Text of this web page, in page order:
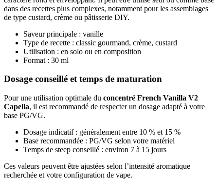
dans des recettes plus complexes, notamment pour les assemblages
de type custard, crème ou pâtisserie DIY.
Saveur principale : vanille
Type de recette : classic gourmand, crème, custard
Utilisation : en solo ou en composition
Format : 30 ml
Dosage conseillé et temps de maturation
Pour une utilisation optimale du concentré French Vanilla V2
Capella, il est recommandé de respecter un dosage adapté à votre
base PG/VG.
Dosage indicatif : généralement entre 10 % et 15 %
Base recommandée : PG/VG selon votre matériel
Temps de steep conseillé : environ 7 à 15 jours
Ces valeurs peuvent être ajustées selon l’intensité aromatique
recherchée et votre configuration de vape.